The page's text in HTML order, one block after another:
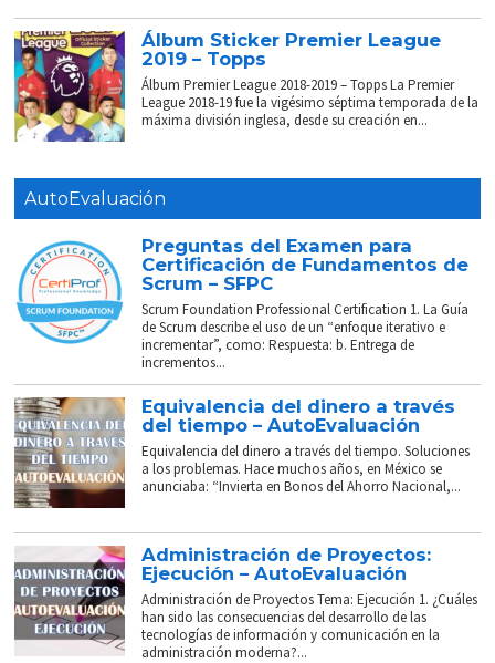
Álbum Sticker Premier League
2019 – Topps
Álbum Premier League 2018-2019 – Topps La Premier
League 2018-19 fue la vigésimo séptima temporada de la
máxima división inglesa, desde su creación en...
AutoEvaluación
Preguntas del Examen para
Certificación de Fundamentos de
Scrum – SFPC
Scrum Foundation Professional Certification 1. La Guía
de Scrum describe el uso de un “enfoque iterativo e
incrementar”, como: Respuesta: b. Entrega de
incrementos...
Equivalencia del dinero a través
del tiempo – AutoEvaluación
Equivalencia del dinero a través del tiempo. Soluciones
a los problemas. Hace muchos años, en México se
anunciaba: “Invierta en Bonos del Ahorro Nacional,...
Administración de Proyectos:
Ejecución – AutoEvaluación
Administración de Proyectos Tema: Ejecución 1. ¿Cuáles
han sido las consecuencias del desarrollo de las
tecnologías de información y comunicación en la
administración moderna?...